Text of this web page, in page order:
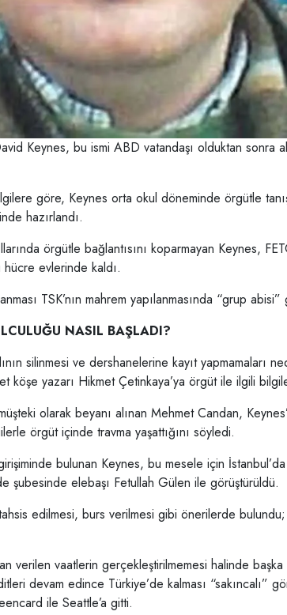
Keynes, bu ismi ABD vatandaşı olduktan sonra
göre, Keynes orta okul döneminde örgütle
hazırlandı.
örgütle bağlantısını koparmayan Keynes,
hücre evlerinde kaldı.
TSK’nın mahrem yapılanmasında “grup
NASIL BAŞLADI?
silinmesi ve dershanelerine kayıt yapmamaları
köşe yazarı Hikmet Çetinkaya’ya örgüt ile ilgili
olarak beyanı alınan Mehmet Candan,
örgüt içinde travma yaşattığını söyledi.
bulunan Keynes, bu mesele için
şubesinde elebaşı Fetullah Gülen ile görüştürüldü.
edilmesi, burs verilmesi gibi önerilerde
verilen vaatlerin gerçekleştirilmemesi halinde
devam edince Türkiye’de kalması “sakıncalı”
ile Seattle’a gitti.